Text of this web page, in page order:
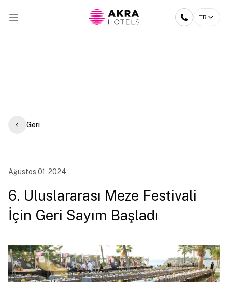
TR
Geri
Ağustos 01, 2024
6. Uluslararası Meze Festivali
İçin Geri Sayım Başladı